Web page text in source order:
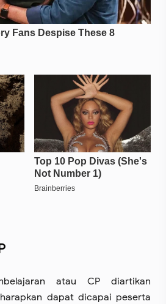
atau CP diartikan
dapat dicapai peserta